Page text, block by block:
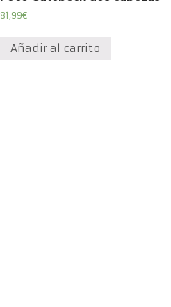
81,99€
Añadir al carrito